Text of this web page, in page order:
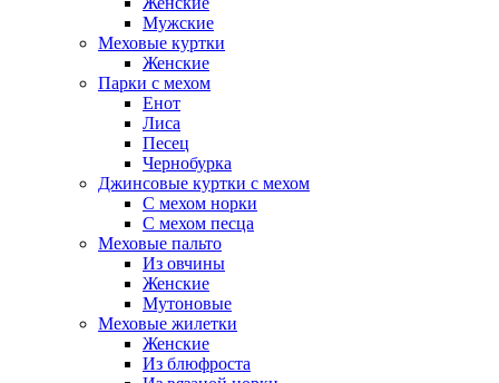
Мужские
Меховые куртки
Женские
Парки с мехом
Енот
Лиса
Песец
Чернобурка
Джинсовые куртки с мехом
С мехом норки
С мехом песца
Меховые пальто
Из овчины
Женские
Мутоновые
Меховые жилетки
Женские
Из блюфроста